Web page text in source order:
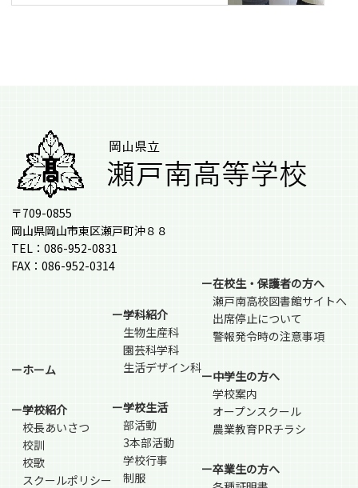
〒709-0855
岡山県岡山市東区瀬戸町沖８８
TEL：086-952-0831
FAX：086-952-0314
ーホーム
ー学校紹介
校長あいさつ
校訓
校歌
スクールポリシー
ー学科紹介
生物生産科
園芸科学科
生活デザイン科
ー学校生活
部活動
3本部活動
学校行事
制服
ー在校生・保護者の方へ
瀬戸南高校図書館サイトへ
出席停止について
警報発令時の注意事項
ー中学生の方へ
学校案内
オープンスクール
農業教育PRチラシ
ー卒業生の方へ